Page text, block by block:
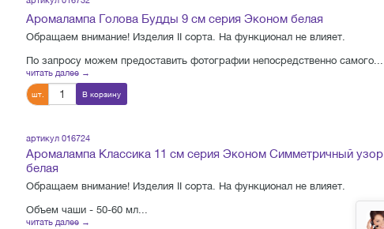
Аромалампа Голова Будды 9 см серия Эконом белая
Обращаем внимание! Изделия II сорта. На функционал не влияет.
По запросу можем предоставить фотографии непосредственно самого...
читать далее →
шт. В корзину
артикул 016724
Аромалампа Классика 11 см серия Эконом Симметричный узор
белая
Обращаем внимание! Изделия II сорта. На функционал не влияет.
Объем чаши - 50-60 мл...
читать далее →